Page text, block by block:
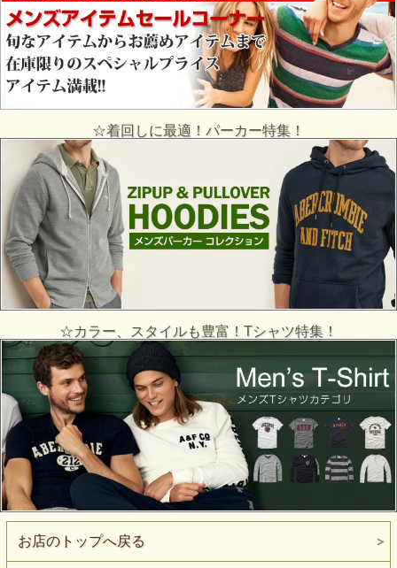
☆着回しに最適！パーカー特集！
☆カラー、スタイルも豊富！Tシャツ特集！
お店のトップへ戻る